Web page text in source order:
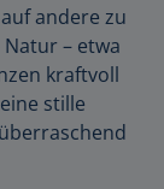
andere zu
– etwa
kraftvoll
stille